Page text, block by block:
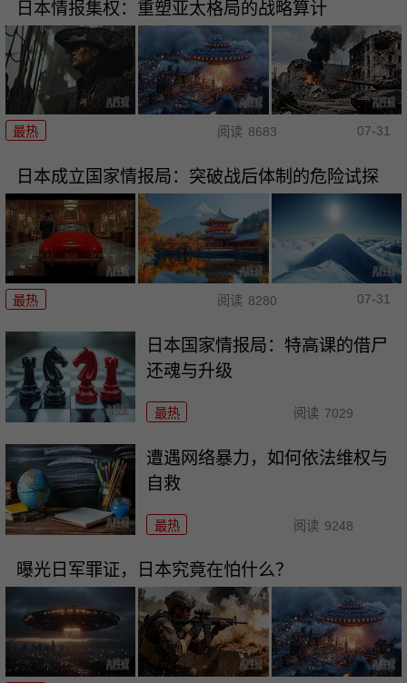
日本情报集权：重塑亚太格局的战略算计
最热 阅读 8683 07-31
日本成立国家情报局：突破战后体制的危险试探
最热 阅读 8280 07-31
日本国家情报局：特高课的借尸
还魂与升级
最热 阅读 7029
遭遇网络暴力，如何依法维权与
自救
最热 阅读 9248
曝光日军罪证，日本究竟在怕什么？